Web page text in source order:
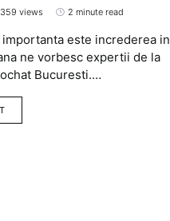
359 views 2 minute read
este increderea in
ne vorbesc expertii de la
Bucuresti.…